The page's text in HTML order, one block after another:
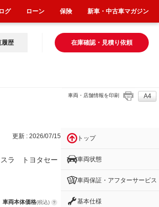
在庫確認・見積り依頼
履歴
車両・店舗情報を印刷 A4
更新 : 2026/07/15
ラ トヨタセー
車両本体価格(税込)
トップ
車両状態
車両保証・アフターサービス
基本仕様
グ ローン 保険 新車・中古車マガジン